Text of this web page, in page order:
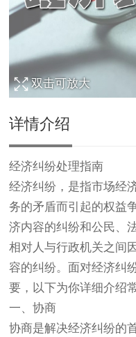
双击可放大
详情介绍
经济纠纷处理指南
经济纠纷，是指市场经
务的矛盾而引起的权益
济内容的纠纷和公民、
相对人与行政机关之间
容的纠纷。面对经济纠
要，以下为你详细介绍
一、协商
协商是解决经济纠纷的